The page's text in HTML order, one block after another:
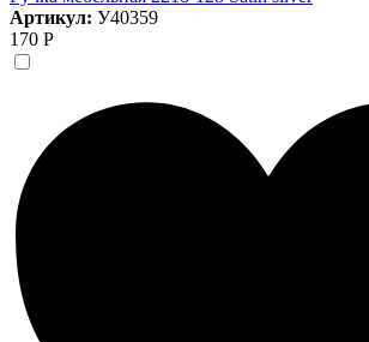
Артикул: У40359
170 Р